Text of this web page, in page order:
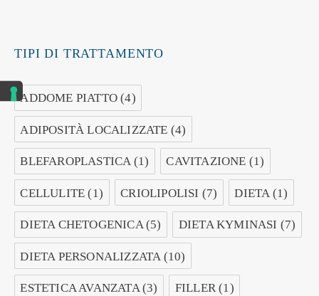
TIPI DI TRATTAMENTO
ADDOME PIATTO (4)
ADIPOSITÀ LOCALIZZATE (4)
BLEFAROPLASTICA(1) CAVITAZIONE (1)
CELLULITE (1) CRIOLIPOLISI (7) DIETA (1)
DIETA CHETOGENICA(5) DIETA KYMINASI (7)
DIETA PERSONALIZZATA (10)
ESTETICA AVANZATA(3) FILLER(1)